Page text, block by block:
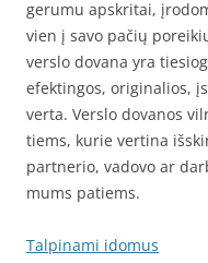
gerumu apskritai,
vien į savo pačių
verslo dovana yra
efektingos, originalios,
verta. Verslo dovanos
tiems, kurie vertina
partnerio, vadovo ar
mums patiems.
Talpinami idomus